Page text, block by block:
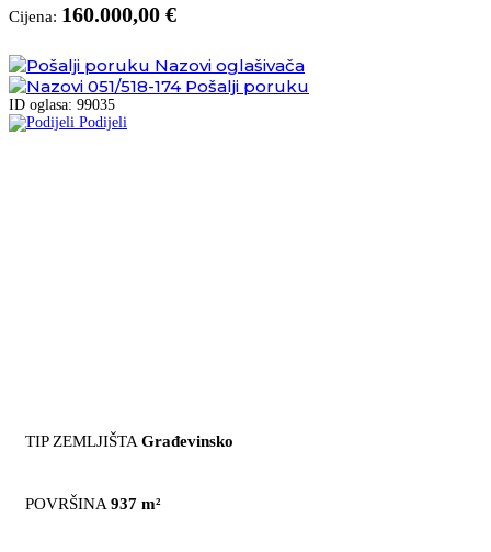
Cijena: 160.000,00 €
Nazovi oglašivača
051/518-174 Pošalji poruku
ID oglasa: 99035
Podijeli
TIP ZEMLJIŠTA Građevinsko
POVRŠINA 937 m²